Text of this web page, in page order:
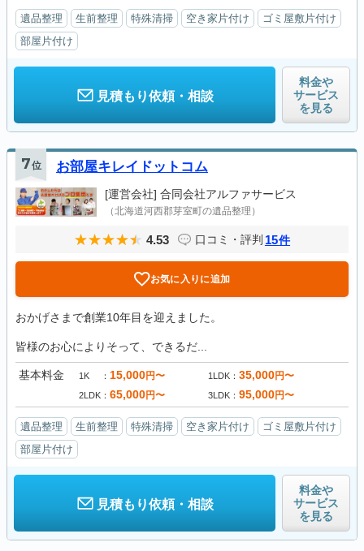
遺品整理 生前整理 特殊清掃 空き家片付け
ゴミ屋敷片付け
部屋片付け
見積もり依頼・相談
料金や
サービス
を見る
7位 お部屋キレイドットコム
[運営会社] 合同会社アルファサービス
（北海道河西郡芽室町の遺品整理）
4.53 口コミ・評判 15件
お気に入りに追加
おかげさまで創業10年目を迎えました。
皆様のお心によりそって、できるだ...
基本料金 1K 15,000円〜 1LDK 35,000円〜
2LDK 65,000円〜 3LDK 95,000円〜
遺品整理 生前整理 特殊清掃 空き家片付け
ゴミ屋敷片付け
部屋片付け
見積もり依頼・相談
料金や
サービス
を見る